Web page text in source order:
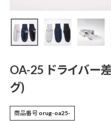
電動工具
エアー工具・機械工具
先端工具
作業工具・大工道具
OA-25 ドライバー
グ)
商品番号 orug-oa25-